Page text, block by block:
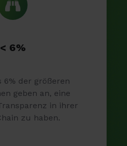
< 6%
6% der größeren
geben an, eine
in ihrer
zu haben.